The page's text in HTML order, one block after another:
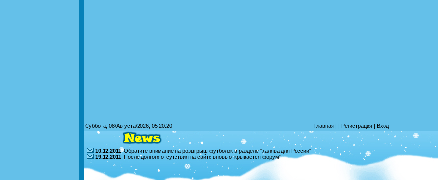
Суббота, 08/Августа/2026, 05:20:20 Главная | | Регистрация | Вход
10.12.2011|Обратите внимание на розыгрыш футболок в разделе "халява для России"
19.12.2011 |После долгого отсутствия на сайте вновь открывается форум"